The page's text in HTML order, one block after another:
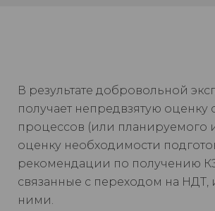
В результате добровольной
получает непредвзятую оценку
процессов (или планируемого
оценку необходимости
рекомендации по получению
связанные с переходом на
ними.